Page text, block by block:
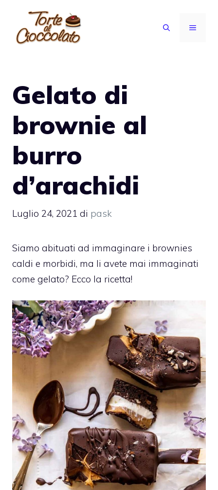
contenuto
MENU
Gelato di
brownie al
burro
d’arachidi
Luglio 24, 2021 di pask
Siamo abituati ad immaginare i brownies
caldi e morbidi, ma li avete mai immaginati
come gelato? Ecco la ricetta!